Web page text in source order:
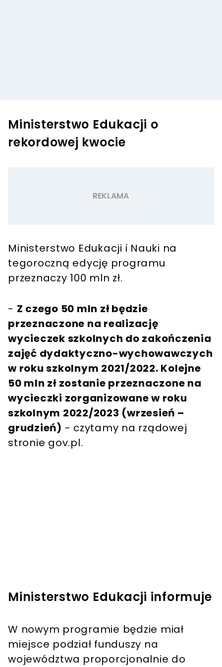
Ministerstwo Edukacji o
rekordowej kwocie
Ministerstwo Edukacji i Nauki na
tegoroczną edycję programu
przeznaczy 100 mln zł.
- Z czego 50 mln zł będzie
przeznaczone na realizację
wycieczek szkolnych do zakończenia
zajęć dydaktyczno-wychowawczych
w roku szkolnym 2021/2022. Kolejne
50 mln zł zostanie przeznaczone na
wycieczki zorganizowane w roku
szkolnym 2022/2023 (wrzesień –
grudzień) - czytamy na rządowej
stronie gov.pl.
Ministerstwo Edukacji informuje
W nowym programie będzie miał
miejsce podział funduszy na
województwa proporcjonalnie do